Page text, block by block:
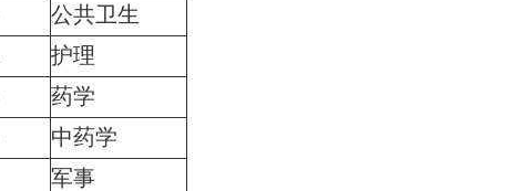
公共卫生
护理
药学
中药学
军事